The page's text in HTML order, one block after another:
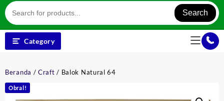
Search
Category
Beranda /Craft / Balok Natural 64
Obral!